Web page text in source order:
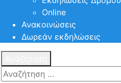
Online
Ανακοινώσεις
Δωρεάν εκδηλώσεις